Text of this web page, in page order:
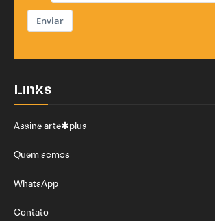
Enviar
Links
Assine arte✱plus
Quem somos
WhatsApp
Contato